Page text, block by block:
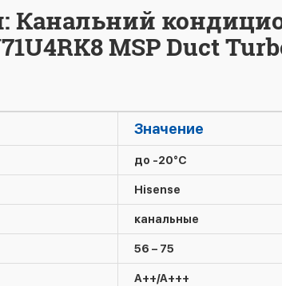
Канальний
MSP Duct
Значение
до -20°C
Hisense
канальные
56 – 75
A++/A+++